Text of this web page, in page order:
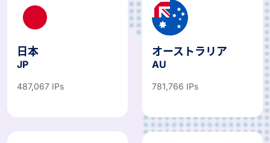
日本
JP
487,067 IPs
オーストラリア
AU
781,766 IPs